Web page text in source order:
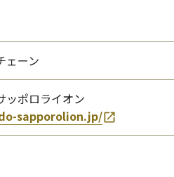
ェーン
ッポロライオン
sapporolion.jp/